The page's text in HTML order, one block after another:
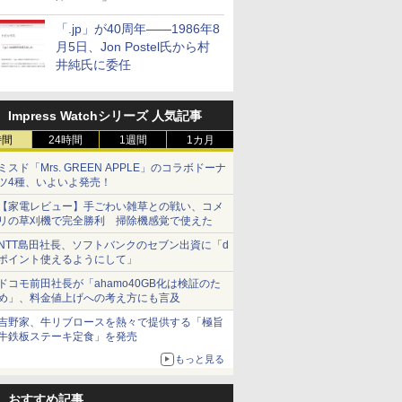
「.jp」が40周年――1986年8
月5日、Jon Postel氏から村
井純氏に委任
Impress Watchシリーズ 人気記事
24時間 1週間 1カ月
スド「Mrs. GREEN APPLE」のコラボドーナ
4種、いよいよ発売！
家電レビュー】手ごわい雑草との戦い、コメ
の草刈機で完全勝利 掃除機感覚で使えた
島田社長、ソフトバンクのセブン出資に「d
イント使えるようにして」
コモ前田社長が「ahamo40GB化は検証のた
」、料金値上げへの考え方にも言及
野家、牛リブロースを熱々で提供する「極旨
鉄板ステーキ定食」を発売
もっと見る